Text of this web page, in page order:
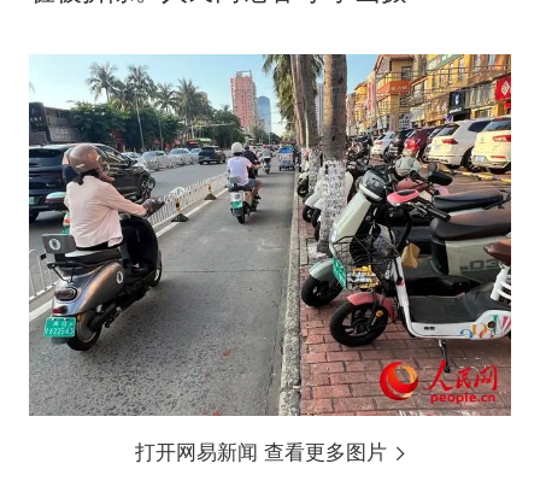
打开网易新闻 查看更多图片